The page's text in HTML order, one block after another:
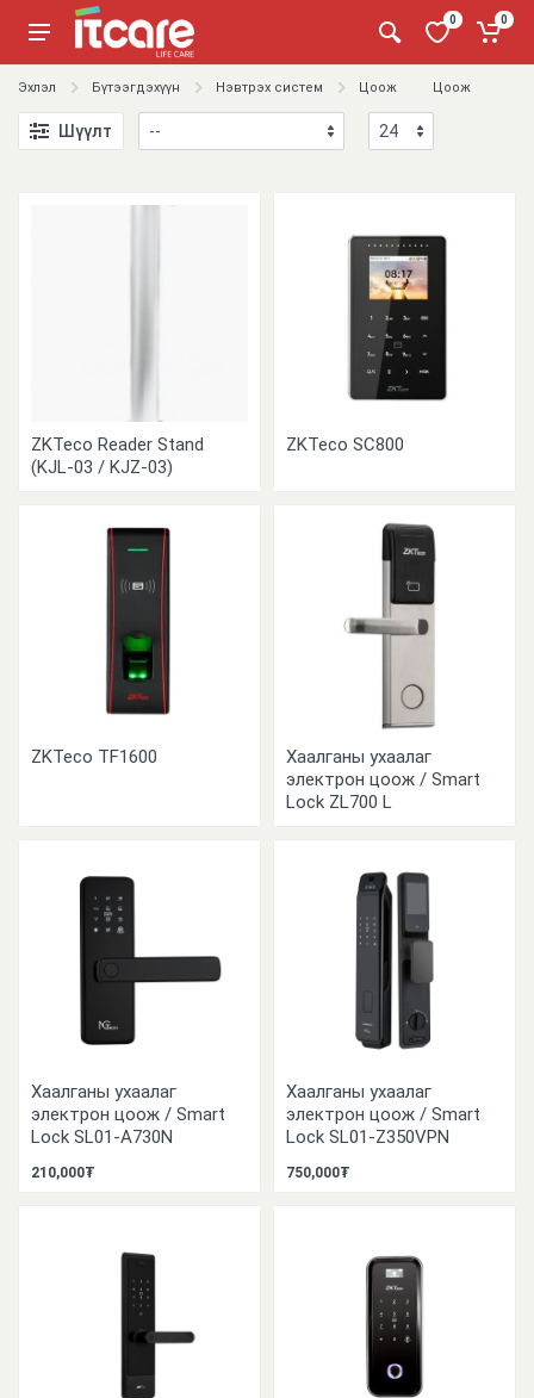
0 0
Эхлэл Бүтээгдэхүүн Нэвтрэх систем Цоож Цоож
Шүүлт
ZKTeco Reader Stand
(KJL-03 / KJZ-03)
ZKTeco SC800
ZKTeco TF1600
Хаалганы ухаалаг
электрон цоож / Smart
Lock ZL700 L
Хаалганы ухаалаг
электрон цоож / Smart
Lock SL01-A730N
210,000₮
Хаалганы ухаалаг
электрон цоож / Smart
Lock SL01-Z350VPN
750,000₮